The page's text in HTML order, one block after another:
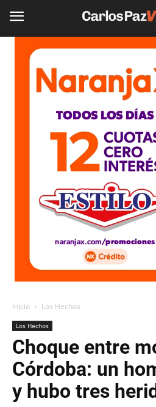
Inicio Los Hechos
Los Hechos
Choque entre
Córdoba: un
y hubo tres